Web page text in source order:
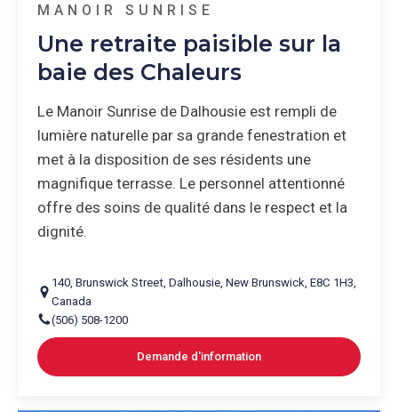
MANOIR SUNRISE
Une retraite paisible sur la
baie des Chaleurs
Le Manoir Sunrise de Dalhousie est rempli de
lumière naturelle par sa grande fenestration et
met à la disposition de ses résidents une
magnifique terrasse. Le personnel attentionné
offre des soins de qualité dans le respect et la
dignité.
140 ,Brunswick Street ,Dalhousie ,New Brunswick ,E8C 1H3
Canada
(506) 508-1200
Demande d'information